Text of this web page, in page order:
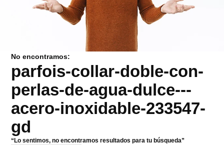
No encontramos:
parfois-collar-doble-con-
perlas-de-agua-dulce---
acero-inoxidable-233547-
gd
“Lo sentimos, no encontramos resultados para tu búsqueda”